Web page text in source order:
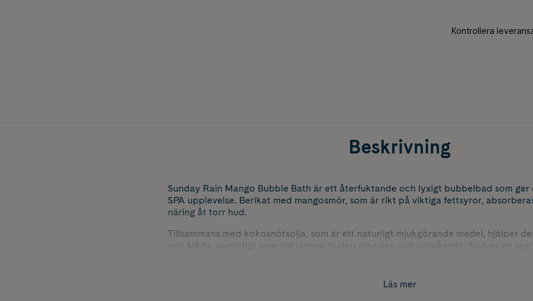
Beskrivning
Sunday Rain Mango Bubble Bath är ett återfuktande och lyxigt bubbelbad som ger
SPA upplevelse. Berikat med mangosmör, som är rikt på viktiga fettsyror,
näring åt torr hud.
Tillsammans med kokosnötsolja, som är ett naturligt mjukgörande medel, hjälper
och klåda, samtidigt som det lämnar huden silkeslen och välmående. Njut av en
Läs mer